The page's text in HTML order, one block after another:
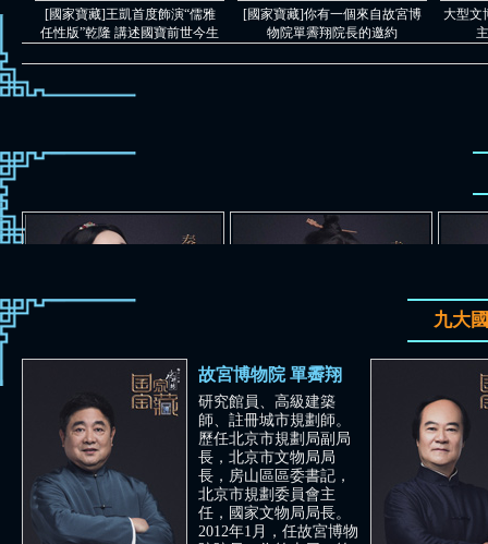
[國家寶藏]王凱首度飾演“儒雅
任性版”乾隆 講述國寶前世今生
[國家寶藏]你有一個來自故宮博
物院單霽翔院長的邀約
大型文
大報恩寺琉璃塔拱門
國寶守護人：秦海璐
竹林七賢與榮啟期磚畫
國寶守護人：袁弘
九大
故宮博物院 單霽翔
研究館員、高級建築
師、註冊城市規劃師。
歷任北京市規劃局副局
長，北京市文物局局
長，房山區區委書記，
北京市規劃委員會主
任，國家文物局局長。
2012年1月，任故宮博物